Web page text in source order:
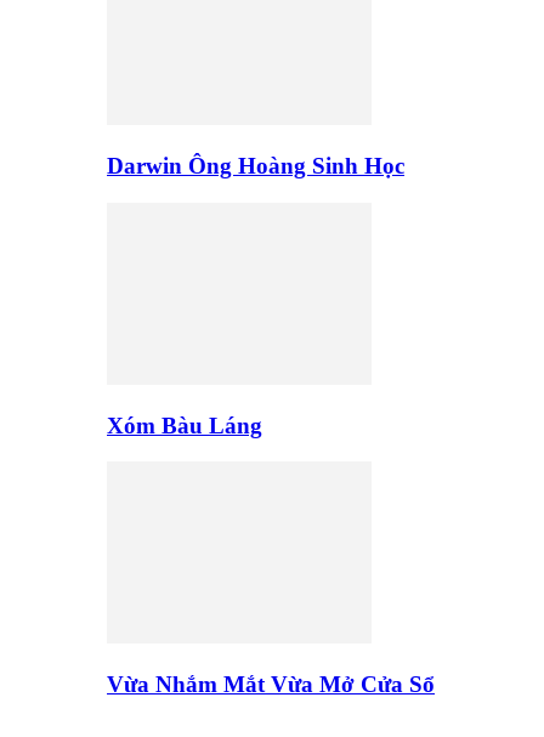
Darwin Ông Hoàng Sinh Học
Xóm Bàu Láng
Vừa Nhắm Mắt Vừa Mở Cửa Sổ